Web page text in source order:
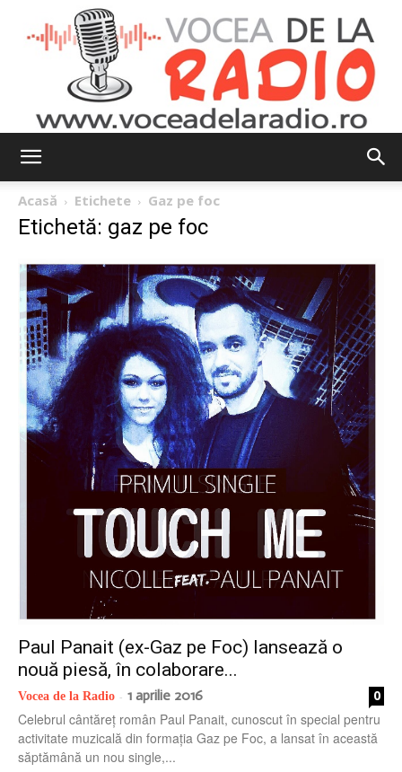
la
radio
Acasă Etichete Gaz pe foc
Etichetă: gaz pe foc
Paul Panait (ex-Gaz pe Foc) lansează o
nouă piesă, în colaborare...
Vocea de la Radio - 1 aprilie 2016 0
Celebrul cântăreț român Paul Panait, cunoscut în special pentru
activitate muzicală din formația Gaz pe Foc, a lansat în această
săptămână un nou single,...